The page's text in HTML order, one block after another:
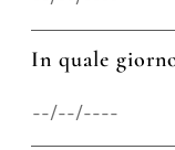
In quale